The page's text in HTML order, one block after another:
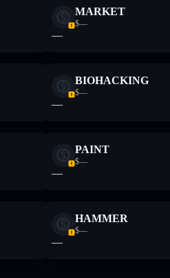
MARKET
$—
—
BIOHACKING
$—
—
PAINT
$—
—
HAMMER
$—
—